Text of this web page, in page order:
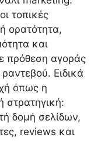
τοπικές
ορατότητα,
και
πρόθεση αγοράς
Ειδικά
όπως η
στρατηγική:
δομή σελίδων,
reviews και